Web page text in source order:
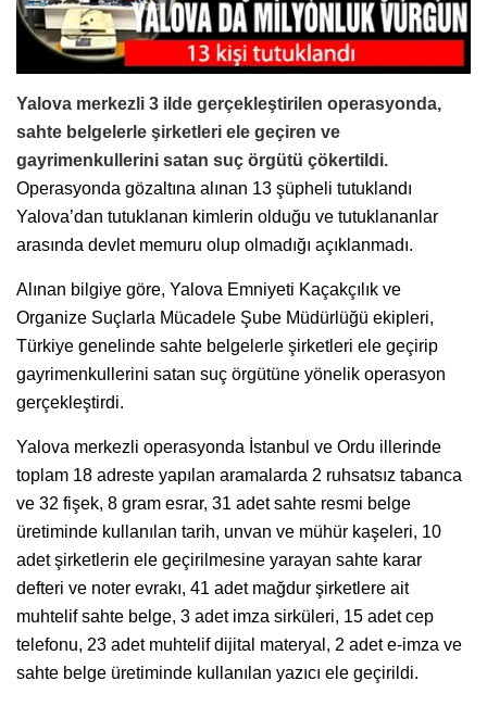
Yalova merkezli 3 ilde gerçekleştirilen operasyonda,
sahte belgelerle şirketleri ele geçiren ve
gayrimenkullerini satan suç örgütü çökertildi.
Operasyonda gözaltına alınan 13 şüpheli tutuklandı
Yalova’dan tutuklanan kimlerin olduğu ve tutuklananlar
arasında devlet memuru olup olmadığı açıklanmadı.
Alınan bilgiye göre, Yalova Emniyeti Kaçakçılık ve
Organize Suçlarla Mücadele Şube Müdürlüğü ekipleri,
Türkiye genelinde sahte belgelerle şirketleri ele geçirip
gayrimenkullerini satan suç örgütüne yönelik operasyon
gerçekleştirdi.
Yalova merkezli operasyonda İstanbul ve Ordu illerinde
toplam 18 adreste yapılan aramalarda 2 ruhsatsız tabanca
ve 32 fişek, 8 gram esrar, 31 adet sahte resmi belge
üretiminde kullanılan tarih, unvan ve mühür kaşeleri, 10
adet şirketlerin ele geçirilmesine yarayan sahte karar
defteri ve noter evrakı, 41 adet mağdur şirketlere ait
muhtelif sahte belge, 3 adet imza sirküleri, 15 adet cep
telefonu, 23 adet muhtelif dijital materyal, 2 adet e-imza ve
sahte belge üretiminde kullanılan yazıcı ele geçirildi.